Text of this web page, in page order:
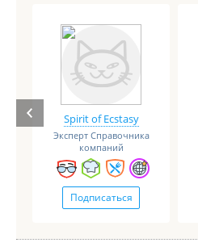
Spirit of Ecstasy
Эксперт Справочника
компаний
Подписаться